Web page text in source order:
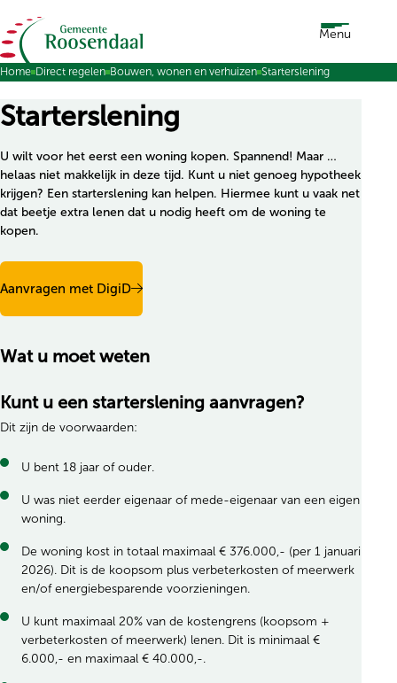
Ga naar de inhoud Menu
Home Direct regelen Bouwen, wonen en verhuizen Starterslening
Starterslening
U wilt voor het eerst een woning kopen. Spannend! Maar …
helaas niet makkelijk in deze tijd. Kunt u niet genoeg hypotheek
krijgen? Een starterslening kan helpen. Hiermee kunt u vaak net
dat beetje extra lenen dat u nodig heeft om de woning te
kopen.
Aanvragen met DigiD
Wat u moet weten
Kunt u een starterslening aanvragen?
Dit zijn de voorwaarden:
U bent 18 jaar of ouder.
U was niet eerder eigenaar of mede-eigenaar van een eigen
woning.
De woning kost in totaal maximaal € 376.000,- (per 1 januari
2026). Dit is de koopsom plus verbeterkosten of meerwerk
en/of energiebesparende voorzieningen.
U kunt maximaal 20% van de kostengrens (koopsom +
verbeterkosten of meerwerk) lenen. Dit is minimaal €
6.000,- en maximaal € 40.000,-.